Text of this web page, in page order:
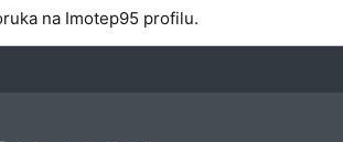
na Imotep95 profilu.